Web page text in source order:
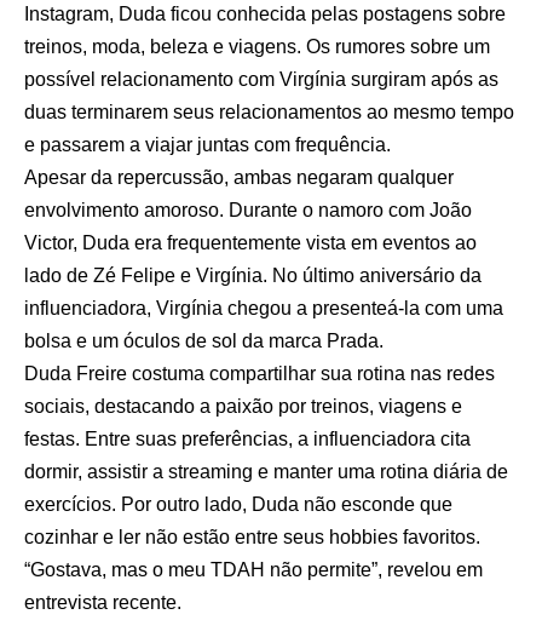
Instagram, Duda ficou conhecida pelas postagens sobre
treinos, moda, beleza e viagens. Os rumores sobre um
possível relacionamento com Virgínia surgiram após as
duas terminarem seus relacionamentos ao mesmo tempo
e passarem a viajar juntas com frequência.
Apesar da repercussão, ambas negaram qualquer
envolvimento amoroso. Durante o namoro com João
Victor, Duda era frequentemente vista em eventos ao
lado de Zé Felipe e Virgínia. No último aniversário da
influenciadora, Virgínia chegou a presenteá-la com uma
bolsa e um óculos de sol da marca Prada.
Duda Freire costuma compartilhar sua rotina nas redes
sociais, destacando a paixão por treinos, viagens e
festas. Entre suas preferências, a influenciadora cita
dormir, assistir a streaming e manter uma rotina diária de
exercícios. Por outro lado, Duda não esconde que
cozinhar e ler não estão entre seus hobbies favoritos.
“Gostava, mas o meu TDAH não permite”, revelou em
entrevista recente.